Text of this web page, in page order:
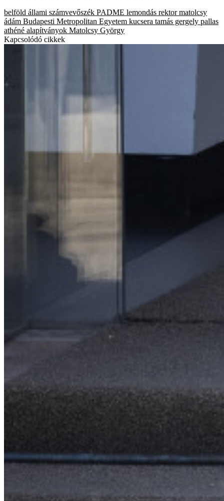
belföld állami számvevőszék PADME lemondás rektor matolcsy
ádám Budapesti Metropolitan Egyetem kucsera tamás gergely pallas
athéné alapítványok Matolcsy György
Kapcsolódó cikkek